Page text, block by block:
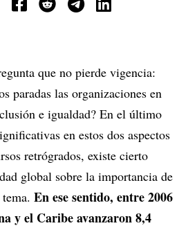
que no pierde vigencia:
paradas las organizaciones en
e igualdad? En el último
en estos dos aspectos
retrógrados, existe cierto
global sobre la importancia de
En ese sentido, entre 2006
y el Caribe avanzaron 8,4